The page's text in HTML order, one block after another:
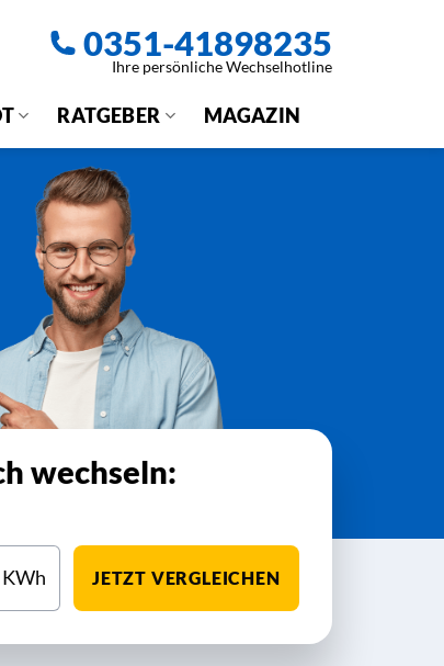
0351-41898235
Ihre persönliche Wechselhotline
RATGEBER MAGAZIN
wechseln:
KWh JETZT VERGLEICHEN